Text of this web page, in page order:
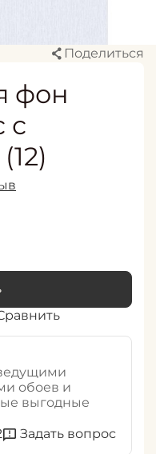
Поделиться
фон
с
обоев и
выгодные
Задать вопрос